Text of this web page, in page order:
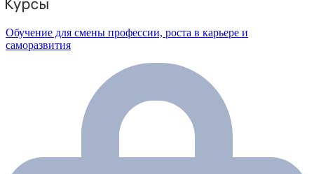
Обучение для смены профессии, роста в карьере и
саморазвития